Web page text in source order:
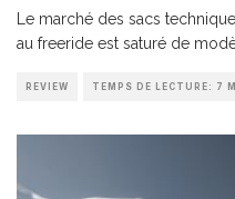
Le marché des sacs
au freeride est saturé de
REVIEW TEMPS DE LECTURE: 7